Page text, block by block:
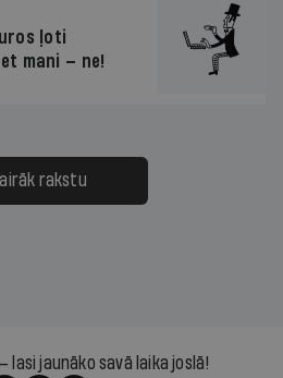
ļoti
mani — ne!
rakstu
lasi jaunāko savā laika joslā!